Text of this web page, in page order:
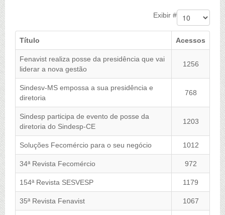
Sindicalize
Eventos
Notícias
Vídeos
Galeria Imagens
Contato
Exibir #
Título Acessos
Fenavist realiza posse da presidência que vai
liderar a nova gestão
1256
Sindesv-MS empossa a sua presidência e
diretoria
768
Sindesp participa de evento de posse da
diretoria do Sindesp-CE
1203
Soluções Fecomércio para o seu negócio 1012
34ª Revista Fecomércio 972
154ª Revista SESVESP 1179
35ª Revista Fenavist 1067